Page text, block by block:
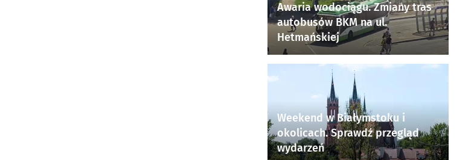
Awaria wodociągu. Zmiany tras
autobusów BKM na ul.
Hetmańskiej
Weekend w Białymstoku i
okolicach. Sprawdź przegląd
wydarzeń